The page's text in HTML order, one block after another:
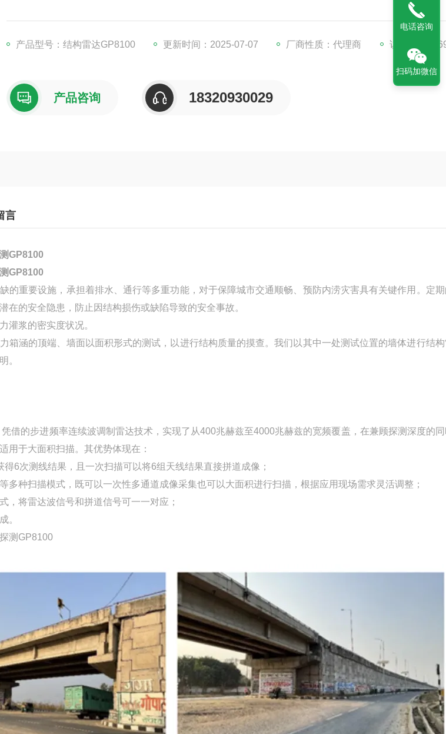
产品型号：结构雷达GP8100 更新时间：2025-07-07 厂商性质：代理商 访问量：
产品咨询 18320930029
言
GP8100
GP8100
的重要设施，承担着排水、通行等多重功能，对于保障城市交通顺畅、预防内涝灾害具有关键作用。定
在的安全隐患，防止因结构损伤或缺陷导致的安全事故。
灌浆的密实度状况。
箱涵的顶端、墙面以面积形式的测试，以进行结构质量的摸查。我们以其中一处测试位置的墙体进行结
。
借的步进频率连续波调制雷达技术，实现了从400兆赫兹至4000兆赫兹的宽频覆盖，在兼顾探测深度的
用于大面积扫描。其优势体现在：
6次测线结果，且一次扫描可以将6组天线结果直接拼道成像；
多种扫描模式，既可以一次性多通道成像采集也可以大面积进行扫描，根据应用现场需求灵活调整；
，将雷达波信号和拼道信号可一一对应；
。
电话咨询
扫码加微信